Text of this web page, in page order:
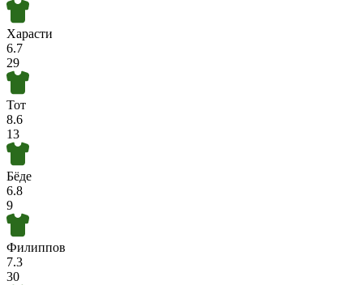
Харасти
6.7
29
Тот
8.6
13
Бёде
6.8
9
Филиппов
7.3
30